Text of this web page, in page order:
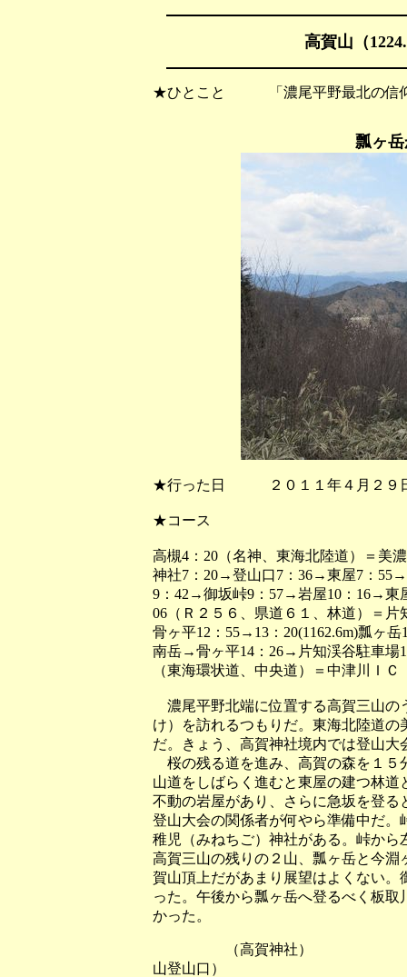
高賀山 （
★ひとこと 「濃尾平野最北の信仰
瓢ヶ
★行った日 ２０１１年４月２
★コース
高槻4：20（名神、東海北陸道）＝美
神社7：20→登山口7：36→東屋7：
9：42→御坂峠9：57→岩屋10：16→東
06（Ｒ２５６、県道６１、林道）＝
骨ヶ平12：55→13：20(1162.6m)瓢ヶ
南岳→骨ヶ平14：26→片知渓谷駐車場
（東海環状道、中央道）＝中津川ＩＣ
濃尾平野北端に位置する高賀三山の
け）を訪れるつもりだ。東海北陸道
だ。きょう、高賀神社境内では登山
桜の残る道を進み、高賀の森を１５
山道をしばらく進むと東屋の建つ林
不動の岩屋があり、さらに急坂を登
登山大会の関係者が何やら準備中だ
稚児（みねちご）神社がある。峠か
高賀三山の残りの２山、瓢ヶ岳と今
賀山頂上だがあまり展望はよくない
った。午後から瓢ヶ岳へ登るべく板
かった。
（高賀神社） （高賀
山登山口）